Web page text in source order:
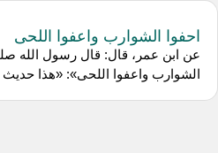
احفوا الشوارب واعفوا اللحى
عن ابن عمر، قال: قال رسول الله
الشوارب واعفوا اللحى»: «هذا